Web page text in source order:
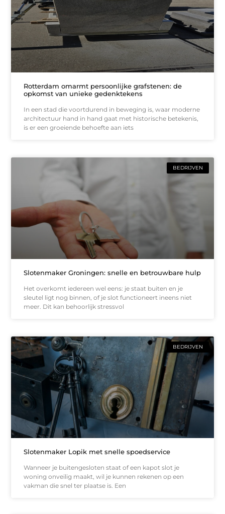
Rotterdam omarmt persoonlijke grafstenen: de
opkomst van unieke gedenktekens
In een stad die voortdurend in beweging is, waar moderne
architectuur hand in hand gaat met historische betekenis,
is er een groeiende behoefte aan iets
BEDRIJVEN
Slotenmaker Groningen: snelle en betrouwbare hulp
Het overkomt iedereen wel eens: je staat buiten en je
sleutel ligt nog binnen, of je slot functioneert ineens niet
meer. Dit kan behoorlijk stressvol
BEDRIJVEN
Slotenmaker Lopik met snelle spoedservice
Wanneer je buitengesloten staat of een kapot slot je
woning onveilig maakt, wil je kunnen rekenen op een
vakman die snel ter plaatse is. Een